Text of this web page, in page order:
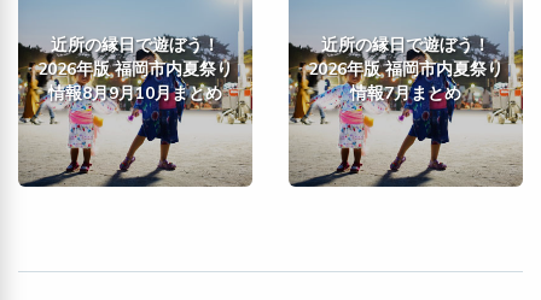
近所の縁日で遊ぼう！
2026年版 福岡市内夏祭り
情報8月9月10月まとめ
近所の縁日で遊ぼう！
2026年版 福岡市内夏祭り
情報7月まとめ